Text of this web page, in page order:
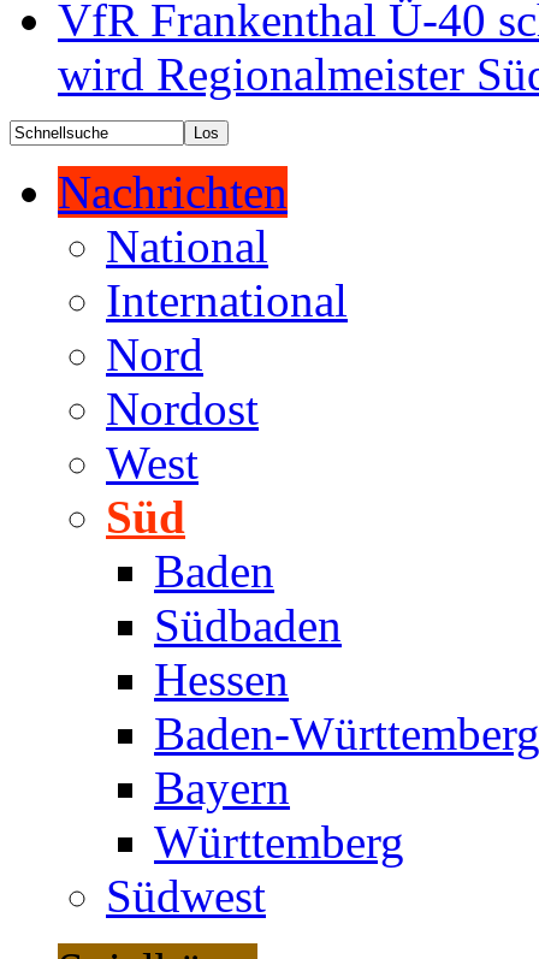
VfR Frankenthal Ü-40
wird Regionalmeister
Nachrichten
National
International
Nord
Nordost
West
Süd
Baden
Südbaden
Hessen
Baden-Württemberg
Bayern
Württemberg
Südwest